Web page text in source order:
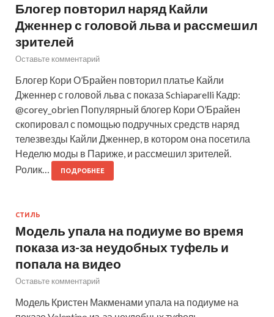
Блогер повторил наряд Кайли
Дженнер с головой льва и рассмешил
зрителей
Оставьте комментарий
Блогер Кори О’Брайен повторил платье Кайли
Дженнер с головой льва с показа Schiaparelli Кадр:
@corey_obrien Популярный блогер Кори О’Брайен
скопировал с помощью подручных средств наряд
телезвезды Кайли Дженнер, в котором она посетила
Неделю моды в Париже, и рассмешил зрителей.
Ролик…
ПОДРОБНЕЕ
СТИЛЬ
Модель упала на подиуме во время
показа из-за неудобных туфель и
попала на видео
Оставьте комментарий
Модель Кристен Макменами упала на подиуме на